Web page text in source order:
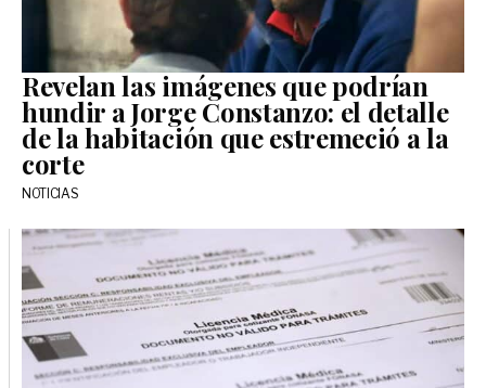
Revelan las imágenes que podrían
hundir a Jorge Constanzo: el detalle
de la habitación que estremeció a la
corte
NOTICIAS